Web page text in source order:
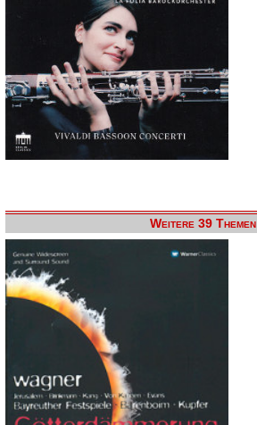
Weitere 39 Themen